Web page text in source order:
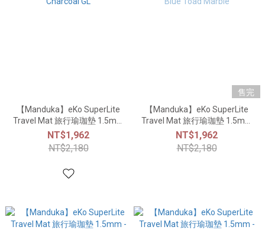
【Manduka】eKo SuperLite
Travel Mat 旅行瑜珈墊 1.5mm
- Charcoal GL
NT$1,962
NT$2,180
售完
【Manduka】eKo SuperLite
Travel Mat 旅行瑜珈墊 1.5mm
- Blue Toad Marble
NT$1,962
NT$2,180